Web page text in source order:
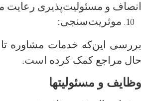
انصاف و مسئولیت‌پذیری رعایت
موثریت‌سنجی:
بررسی این‌که خدمات مشاوره تا
حال مراجع کمک کرده است.
وظایف و مسئولیتها